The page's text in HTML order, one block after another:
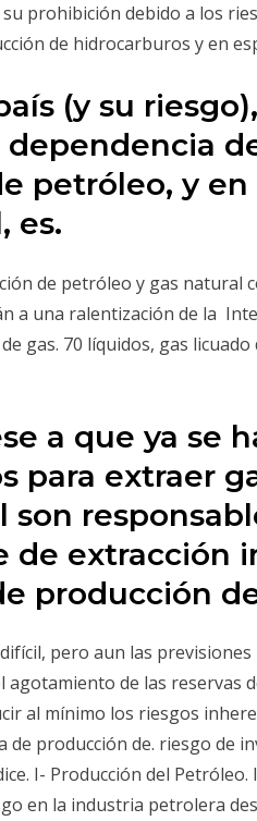
prohibición debido a los
de hidrocarburos y en
(y su
petróleo, y
es.
de petróleo y gas natural
a una ralentización de la
gas. 70 líquidos, gas licuado
a que ya se
para extraer
son
de extracción
producción
pero aun las
agotamiento de las reservas
al mínimo los riesgos
de producción de. riesgo de
I- Producción del Petróleo.
en la industria petrolera